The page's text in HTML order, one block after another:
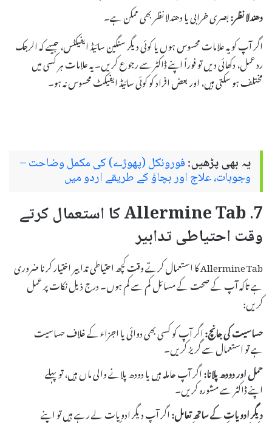
دھندلا نظر:بصری خرابی یا دھندلا نظر بھی ممکن ہے۔
اگر آپ کو یہ علامات محسوس ہوں یا کوئی دیگر سنگین سائیڈ ایفیکٹس، جیسے کہ الرجک
رد عمل، دکھائی دیں تو فوراً اپنے ڈاکٹر سے رجوع کریں۔ یہ علامات ہر کسی میں
مختلف ہو سکتی ہیں، اور بعض افراد کو کوئی سائیڈ ایفیکٹ محسوس نہ ہو۔
یہ بھی پڑھیں:فورونکل (پھوڑے) کی مکمل وضاحت –
وجوہات، علاج اور بچاؤ کے طریقے اردو میں
7. Allermine Tab کا استعمال کرتے
وقت احتیاطی تدابیر
Allermine Tab کا استعمال کرتے وقت کچھ احتیاطی تدابیر اختیار کرنا ضروری
ہے تاکہ آپ کے صحت کے مسائل کم سے کم ہوں۔ درج ذیل نکات پر عمل
کریں:
حساسیت کی جانچ:اگر آپ کو کسی بھی دوائی یا اجزاء کے خلاف حساسیت
ہے تو استعمال سے گریز کریں۔
حمل اور دودھ پلانا:اگر آپ حاملہ ہیں یا دودھ پلانے والی ماں ہیں، تو پہلے
اپنے ڈاکٹر سے مشورہ کریں۔
دیگر ادویات کے ساتھ تعامل:اگر آپ دیگر ادویات لے رہے ہیں تو اپنے